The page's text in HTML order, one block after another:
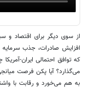
از سوی دیگر برای اقتصاد و
افزایش صادرات، جذب
که توافق احتمالی ایران-
می‌گذارد؟ آیا پکن فرصت
به هم می‌خورد و رقابت با